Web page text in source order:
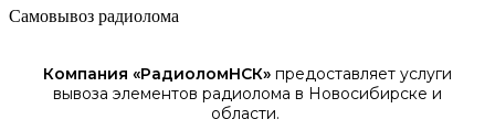
Самовывоз радиолома
Компания «РадиоломНСК» предоставляет услуги
вывоза элементов радиолома в Новосибирске и
области.